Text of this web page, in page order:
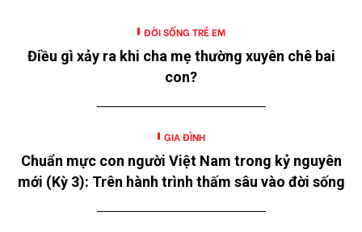
ĐỜI SỐNG TRẺ EM
Điều gì xảy ra khi cha mẹ thường xuyên chê bai
con?
GIA ĐÌNH
Chuẩn mực con người Việt Nam trong kỷ nguyên
mới (Kỳ 3): Trên hành trình thấm sâu vào đời sống